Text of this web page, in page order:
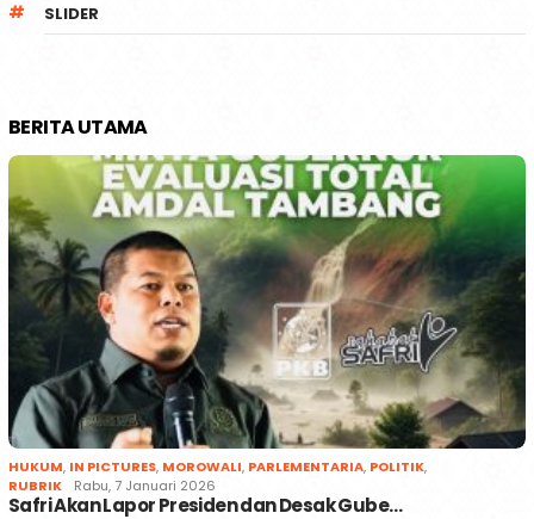
SLIDER
BERITA UTAMA
HUKUM, IN PICTURES, MOROWALI, PARLEMENTARIA, POLITIK,
RUBRIK
Rabu, 7 Januari 2026
Safri Akan Lapor Presiden dan Desak Gube…